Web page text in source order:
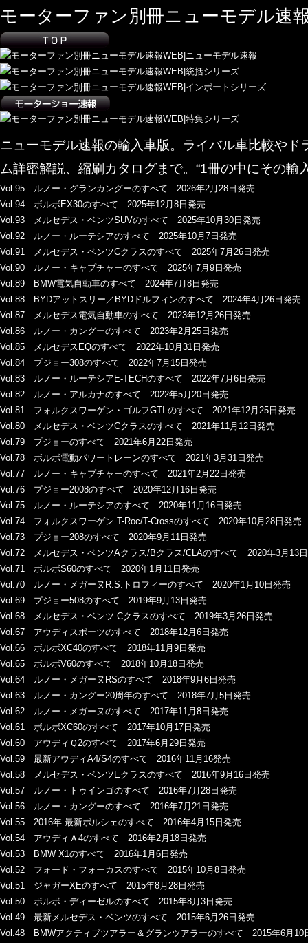
モーターファン別冊ニューモデル速
ニューモデル速報の輸入車版。ライバル車比較や
ム詳密解説、縮刷カタログまで。“1冊の中にその輸
Vol.95 ルノー・グランカングーのすべて 2026年2月28日発売
Vol.94 ボルボEX30のすべて 2025年12月8日発売
Vol.93 メルセデス・ベンツSUVのすべて 2025年10月30日発売
Vol.92 ルノー・ルーテシアのすべて 2025年10月7日発売
Vol.91 メルセデス・ベンツCクラスのすべて 2025年7月26日発売
Vol.90 ルノー・キャプチャーのすべて 2025年7月9日発売
Vol.89 BMW電気自動車のすべて 2024年7月8日発売
Vol.88 BYDアットスリー／BYDドルフィンのすべて 2024年4月26日発売
Vol.87 メルセデス電気自動車のすべて 2023年12月26日発売
Vol.86 ルノー・カングーのすべて 2023年2月25日発売
Vol.85 メルセデスEQのすべて 2022年10月31日発売
Vol.84 プジョー308のすべて 2022年7月15日発売
Vol.83 ルノー・ルーテシアE-TECHのすべて 2022年7月6日発売
Vol.82 ルノー・アルカナのすべて 2022年5月20日発売
Vol.81 フォルクスワーゲン・ゴルフGTI のすべて 2021年12月25日発売
Vol.80 メルセデス・ベンツCクラスのすべて 2021年11月12日発売
Vol.79 プジョーのすべて 2021年6月22日発売
Vol.78 ボルボ電動パワートレーンのすべて 2021年3月31日発売
Vol.77 ルノー・キャプチャーのすべて 2021年2月22日発売
Vol.76 プジョー2008のすべて 2020年12月16日発売
Vol.75 ルノー・ルーテシアのすべて 2020年11月16日発売
Vol.74 フォルクスワーゲン T-Roc/T-Crossのすべて 2020年10月28日発売
Vol.73 プジョー208のすべて 2020年9月11日発売
Vol.72 メルセデス・ベンツAクラス/Bクラス/CLAのすべて 2020年3月13
Vol.71 ボルボS60のすべて 2020年1月11日発売
Vol.70 ルノー・メガーヌR.S.トロフィーのすべて 2020年1月10日発売
Vol.69 プジョー508のすべて 2019年9月13日発売
Vol.68 メルセデス・ベンツ Cクラスのすべて 2019年3月26日発売
Vol.67 アウディスポーツのすべて 2018年12月6日発売
Vol.66 ボルボXC40のすべて 2018年11月9日発売
Vol.65 ボルボV60のすべて 2018年10月18日発売
Vol.64 ルノー・メガーヌRSのすべて 2018年9月6日発売
Vol.63 ルノー・カングー20周年のすべて 2018年7月5日発売
Vol.62 ルノー・メガーヌのすべて 2017年11月8日発売
Vol.61 ボルボXC60のすべて 2017年10月17日発売
Vol.60 アウディＱ2のすべて 2017年6月29日発売
Vol.59 最新アウディA4/S4のすべて 2016年11月16発売
Vol.58 メルセデス・ベンツEクラスのすべて 2016年9月16日発売
Vol.57 ルノー・トゥインゴのすべて 2016年7月28日発売
Vol.56 ルノー・カングーのすべて 2016年7月21日発売
Vol.55 2016年 最新ポルシェのすべて 2016年4月15日発売
Vol.54 アウディＡ4のすべて 2016年2月18日発売
Vol.53 BMW X1のすべて 2016年1月6日発売
Vol.52 フォード・フォーカスのすべて 2015年10月8日発売
Vol.51 ジャガーXEのすべて 2015年8月28日発売
Vol.50 ボルボ・ディーゼルのすべて 2015年8月3日発売
Vol.49 最新メルセデス・ベンツのすべて 2015年6月26日発売
Vol.48 BMWアクティブツアラー＆グランツアラーのすべて 2015年6月10